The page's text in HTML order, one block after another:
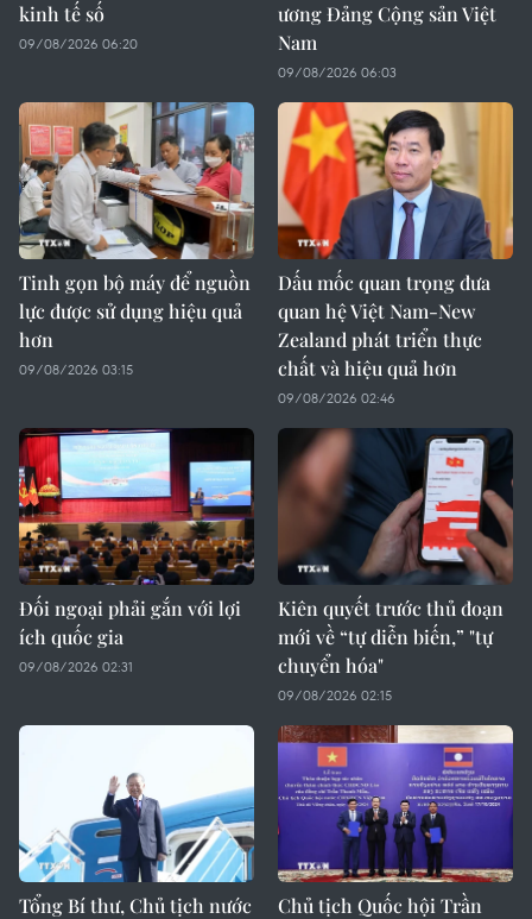
kinh tế số
09/08/2026 06:20
ương Đảng Cộng sản Việt
Nam
09/08/2026 06:03
Tinh gọn bộ máy để nguồn
lực được sử dụng hiệu quả
hơn
09/08/2026 03:15
Dấu mốc quan trọng đưa
quan hệ Việt Nam-New
Zealand phát triển thực
chất và hiệu quả hơn
09/08/2026 02:46
Đối ngoại phải gắn với lợi
ích quốc gia
09/08/2026 02:31
Kiên quyết trước thủ đoạn
mới về “tự diễn biến,” "tự
chuyển hóa"
09/08/2026 02:15
Tổng Bí thư, Chủ tịch nước Chủ tịch Quốc hội Trần